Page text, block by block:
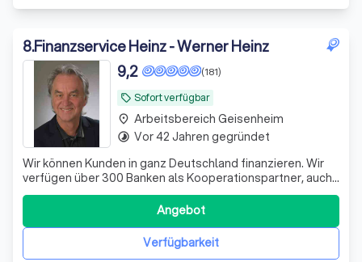
8.Finanzservice Heinz - Werner Heinz
local_offer Sofort verfügbar
(181)
9,2
Wir können Kunden in ganz Deutschland finanzieren. Wir
verfügen über 300 Banken als Kooperationspartner, auch
Vollfinanzierung ohne Eigenkapital möglich. Interessant
auch Optimierung Ihrer bestehenden Finanzierungen
durch Zusammenfassung vorhandener Verbindlichkeiten
mit dem Ziel teils erheblicher R
Verfügbarkeit
Angebot
place Arbeitsbereich Geisenheim
timelapse Vor 42 Jahren gegründet